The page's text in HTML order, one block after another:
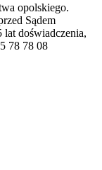
opolskiego.
Sądem
doświadczenia,
78 78 08